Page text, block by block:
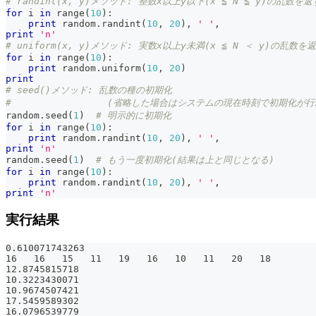
for i in range ( 10 ) :
print random . randint ( 10 , 20 ) , ' ' ,
print
'n'
# uniform(x, y)メソッド: 実数x以上y未満(x ≦ N ＜ y)の乱数を返
for i in range ( 10 ) :
print random . uniform( 10 , 20 )
print
# seed()メソッド: 乱数の種の初期化
#                 (省略した場合はシステムの現在時刻で初期化が行
random . seed ( 1 )
# 明示的に初期化
for i in range ( 10 ) :
print random . randint ( 10 , 20 ) , ' ' ,
print
'n'
random . seed ( 1 )
# もう一度初期化(結果は上と同じとなる)
for i in range ( 10 ) :
print random . randint ( 10 , 20 ) , ' ' ,
print
'n'
実行結果
0.610071743263
16   16   15   11   19   16   10   11   20   18
12.8745815718
10.3223430071
10.9674507421
17.5459589302
16.0796539779